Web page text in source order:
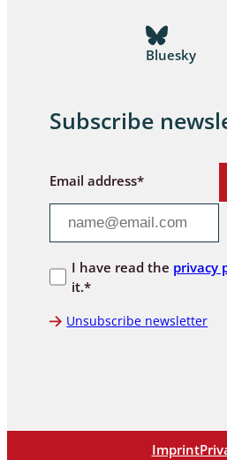
Bluesky
Subscribe
Email address*
I have read the privacy
it.*
Unsubscribe newsletter
Imprint